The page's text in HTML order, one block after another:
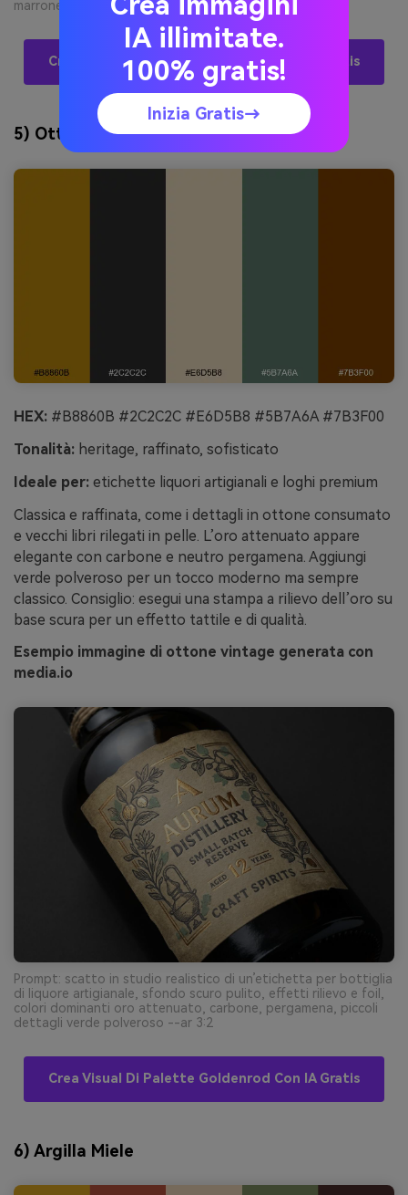
marrone scuro, layout pulito --ar 3:4
Crea Visual Di Palette Goldenrod Con IA Gratis
5) Ottone Vintage
HEX: #B8860B #2C2C2C #E6D5B8 #5B7A6A #7B3F00
Tonalità: heritage, raffinato, sofisticato
Ideale per: etichette liquori artigianali e loghi premium
Classica e raffinata, come i dettagli in ottone consumato
e vecchi libri rilegati in pelle. L’oro attenuato appare
elegante con carbone e neutro pergamena. Aggiungi
verde polveroso per un tocco moderno ma sempre
classico. Consiglio: esegui una stampa a rilievo dell’oro su
base scura per un effetto tattile e di qualità.
Esempio immagine di ottone vintage generata con
media.io
Prompt: scatto in studio realistico di un’etichetta per bottiglia
di liquore artigianale, sfondo scuro pulito, effetti rilievo e foil,
colori dominanti oro attenuato, carbone, pergamena, piccoli
dettagli verde polveroso --ar 3:2
Crea Visual Di Palette Goldenrod Con IA Gratis
6) Argilla Miele
IA illimitate.
100% gratis!
Inizia Gratis→